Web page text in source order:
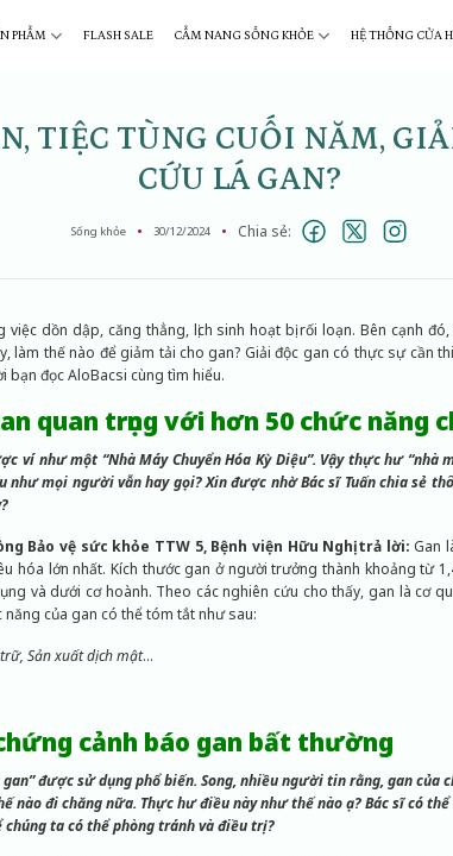
PHẨM FLASH SALE CẨM NANG SỐNG KHỎE HỆ THỐNG CỬA
TIỆC TÙNG CUỐI NĂM,
CỨU LÁ GAN?
Sống khỏe 30/12/2024 Chia sẻ:
việc dồn dập, căng thẳng, lịch sinh hoạt bị rối loạn. Bên cạnh
làm thế nào để giảm tải cho gan? Giải độc gan có thực sự cần
bạn đọc AloBacsi cùng tìm hiểu.
quan trọng với hơn 50 chức năng
ví như một “Nhà Máy Chuyển Hóa Kỳ Diệu”. Vậy thực hư “nhà
như mọi người vẫn hay gọi? Xin được nhờ Bác sĩ Tuấn chia sẻ
Bảo vệ sức khỏe TTW 5, Bệnh viện Hữu Nghị trả lời: Gan
hóa lớn nhất. Kích thước gan ở người trưởng thành khoảng từ
và dưới cơ hoành. Theo các nghiên cứu cho thấy, gan là cơ
năng của gan có thể tóm tắt như sau:
Sản xuất dịch mật…
cảnh báo gan bất thường
được sử dụng phổ biến. Song, nhiều người tin rằng, gan của
nào đi chăng nữa. Thực hư điều này như thế nào ạ? Bác sĩ có
ta có thể phòng tránh và điều trị?